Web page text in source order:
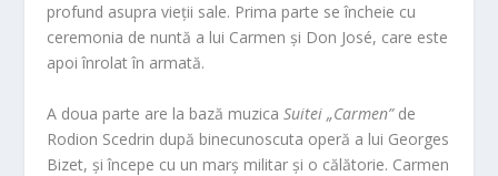
profund asupra vieții sale. Prima parte se încheie cu
ceremonia de nuntă a lui Carmen și Don José, care este
apoi înrolat în armată.
A doua parte are la bază muzicaSuitei „Carmen”de
Rodion Scedrin după binecunoscuta operă a lui Georges
Bizet, și începe cu un marș militar și o călătorie. Carmen